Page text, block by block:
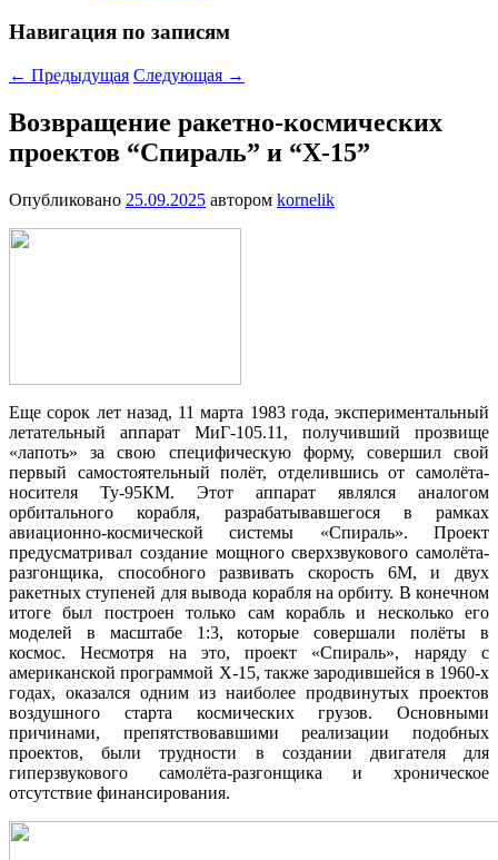
Навигация по записям
← Предыдущая Следующая →
Возвращение ракетно-космических
проектов “Спираль” и “X-15”
Опубликовано 25.09.2025 автором kornelik
Еще сорок лет назад, 11 марта 1983 года, экспериментальный
летательный аппарат МиГ-105.11, получивший прозвище
«лапоть» за свою специфическую форму, совершил свой
первый самостоятельный полёт, отделившись от самолёта-
носителя Ту-95КМ. Этот аппарат являлся аналогом
орбитального корабля, разрабатывавшегося в рамках
авиационно-космической системы «Спираль». Проект
предусматривал создание мощного сверхзвукового самолёта-
разгонщика, способного развивать скорость 6М, и двух
ракетных ступеней для вывода корабля на орбиту. В конечном
итоге был построен только сам корабль и несколько его
моделей в масштабе 1:3, которые совершали полёты в
космос. Несмотря на это, проект «Спираль», наряду с
американской программой X-15, также зародившейся в 1960-х
годах, оказался одним из наиболее продвинутых проектов
воздушного старта космических грузов. Основными
причинами, препятствовавшими реализации подобных
проектов, были трудности в создании двигателя для
гиперзвукового самолёта-разгонщика и хроническое
отсутствие финансирования.